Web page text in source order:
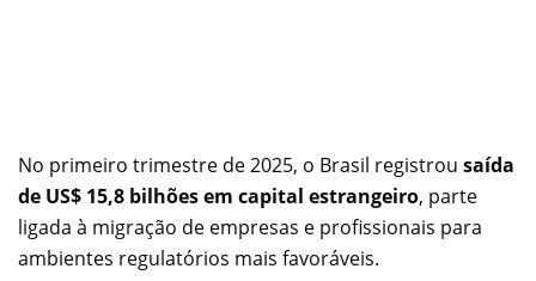
No primeiro trimestre de 2025, o Brasil registrou saída
de US$ 15,8 bilhões em capital estrangeiro, parte
ligada à migração de empresas e profissionais para
ambientes regulatórios mais favoráveis.